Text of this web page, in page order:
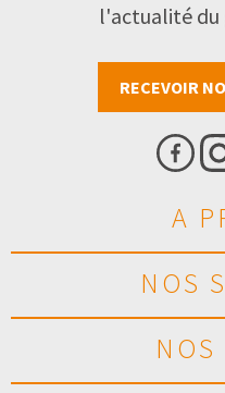
l'actualité du
RECEVOIR
A
NOS
NOS